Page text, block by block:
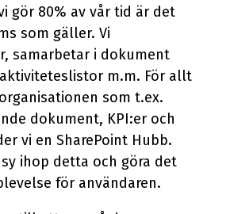
gör 80% av vår tid är det
som gäller. Vi
samarbetar i dokument
m.m. För allt
som t.ex.
dokument, KPI:er och
vi en SharePoint Hubb.
ihop detta och göra det
för användaren.